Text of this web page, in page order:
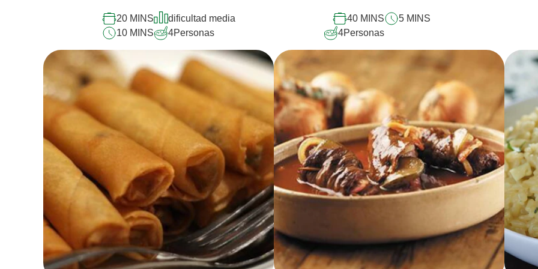
recipe
20 MINS
dificultad media
10 MINS
4Personas
recipe
40 MINS
5 MINS
4Personas